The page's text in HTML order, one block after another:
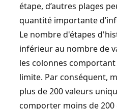
étape, d’autres plages
quantité importante
Le nombre d'étapes
inférieur au nombre de
les colonnes
limite. Par conséquent,
plus de 200 valeurs
comporter moins de